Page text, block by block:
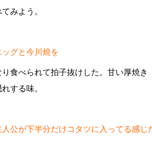
みよう。
グと今川焼を
食べられて拍子抜けした。甘い厚焼き
する味。
公が下半分だけコタツに入ってる感じ